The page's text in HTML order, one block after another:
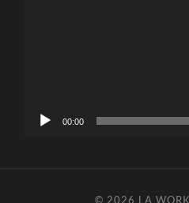
00:00
© 2026 LA